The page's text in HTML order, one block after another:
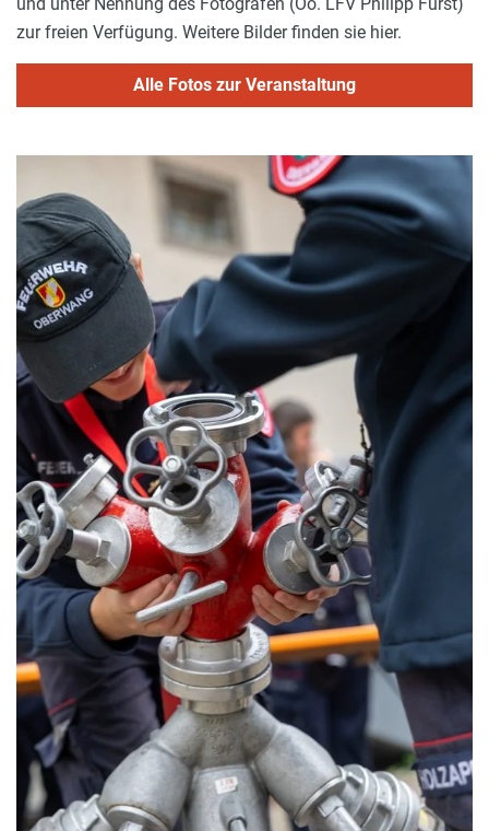
und unter Nennung des Fotografen (Oö. LFV Philipp Fürst)
zur freien Verfügung. Weitere Bilder finden sie hier.
Alle Fotos zur Veranstaltung